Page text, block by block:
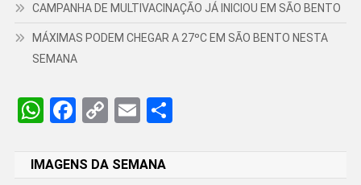
CAMPANHA DE MULTIVACINAÇÃO JÁ INICIOU EM SÃO BENTO
MÁXIMAS PODEM CHEGAR A 27ºC EM SÃO BENTO NESTA
SEMANA
WhatsApp
Facebook
CopyEmailShare
IMAGENS DA SEMANA